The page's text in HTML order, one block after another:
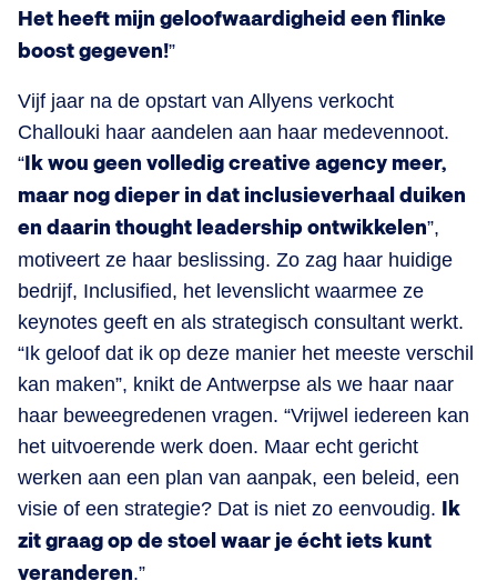
Het heeft mijn geloofwaardigheid een flinke
boost gegeven!”
Vijf jaar na de opstart van Allyens verkocht
Challouki haar aandelen aan haar medevennoot.
“Ik wou geen volledig creative agency meer,
maar nog dieper in dat inclusieverhaal duiken
en daarin thought leadership ontwikkelen”,
motiveert ze haar beslissing. Zo zag haar huidige
bedrijf, Inclusified, het levenslicht waarmee ze
keynotes geeft en als strategisch consultant werkt.
“Ik geloof dat ik op deze manier het meeste verschil
kan maken”, knikt de Antwerpse als we haar naar
haar beweegredenen vragen. “Vrijwel iedereen kan
het uitvoerende werk doen. Maar echt gericht
werken aan een plan van aanpak, een beleid, een
visie of een strategie? Dat is niet zo eenvoudig. Ik
zit graag op de stoel waar je écht iets kunt
veranderen.”